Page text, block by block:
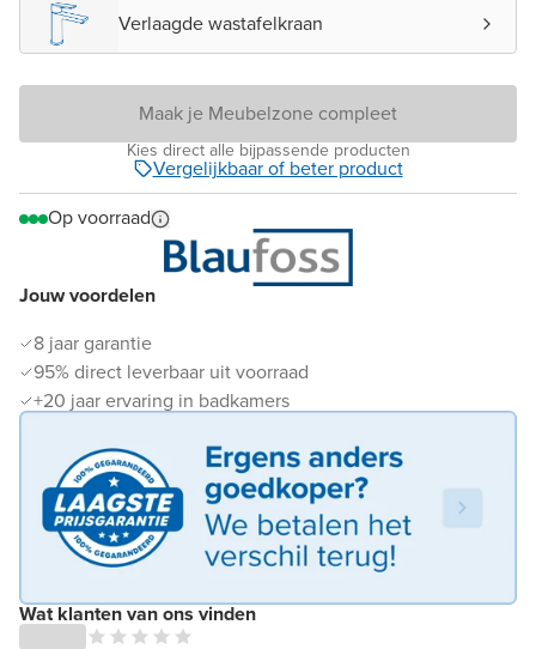
Jouw voordelen
8 jaar garantie
95% direct leverbaar uit voorraad
+20 jaar ervaring in badkamers
Wat klanten van ons vinden
Verlaagde wastafelkraan
Maak je Meubelzone compleet
Kies direct alle bijpassende producten
Vergelijkbaar of beter product
Op voorraad